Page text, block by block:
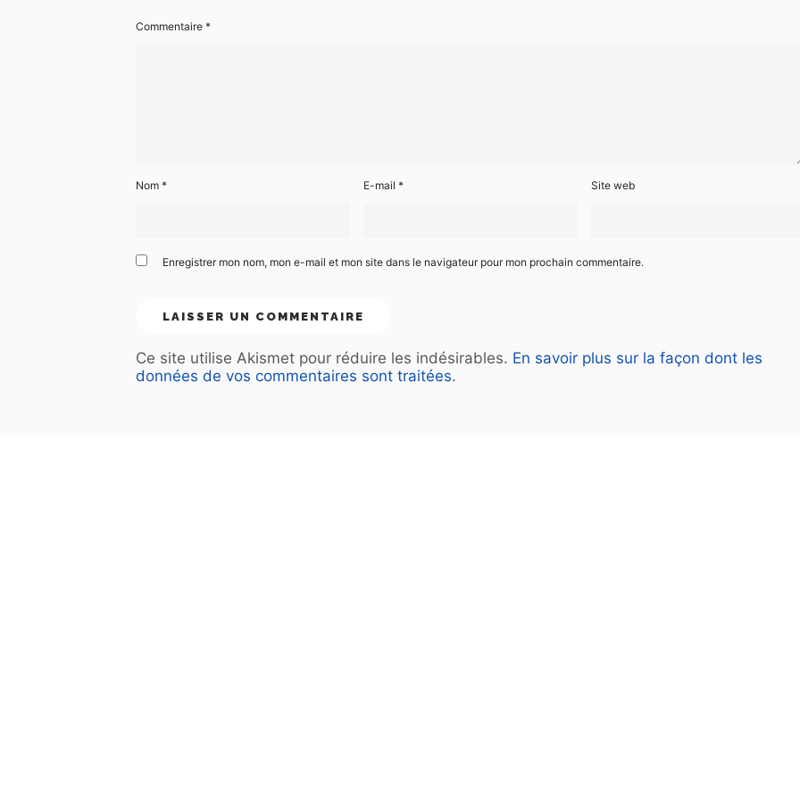
Commentaire *
Nom * E-mail * Site web
Enregistrer mon nom, mon e-mail et mon site dans le navigateur pour mon prochain commentaire.
Ce site utilise Akismet pour réduire les indésirables. En savoir plus sur la façon dont les
données de vos commentaires sont traitées.